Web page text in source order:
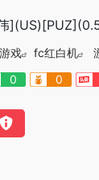
戏 fc红白机
0 0